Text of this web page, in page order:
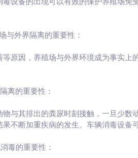
与外界隔离的重要性：
等原因，养殖场与外界环境成为事实
离的重要性：
与其排出的粪尿时刻接触，一旦少
不断加重疾病的发生。车辆消毒设备
毒的重要性：